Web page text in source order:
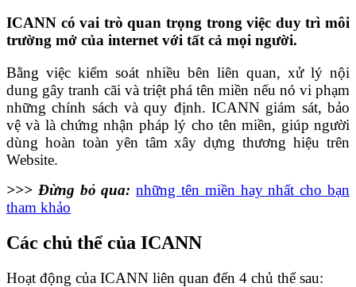
ICANN có vai trò quan trọng trong việc duy trì môi
trường mở của internet với tất cả mọi người.
Bằng việc kiểm soát nhiều bên liên quan, xử lý nội
dung gây tranh cãi và triệt phá tên miền nếu nó vi phạm
những chính sách và quy định. ICANN giám sát, bảo
vệ và là chứng nhận pháp lý cho tên miền, giúp người
dùng hoàn toàn yên tâm xây dựng thương hiệu trên
Website.
>>> Đừng bỏ qua: những tên miền hay nhất cho bạn
tham khảo
Các chủ thể của ICANN
Hoạt động của ICANN liên quan đến 4 chủ thể sau: